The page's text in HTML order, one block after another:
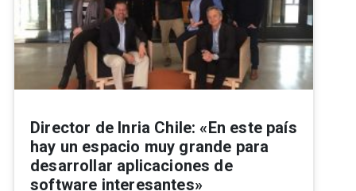
Director de Inria Chile: «En este país
hay un espacio muy grande para
desarrollar aplicaciones de
software interesantes»